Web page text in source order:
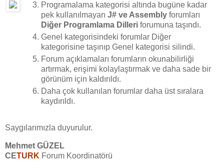
Programalama kategorisi altında bugüne kadar
pek kullanılmayan J# ve Assembly forumları
Diğer Programlama Dilleri forumuna taşındı.
Genel kategorisindeki forumlar Diğer
kategorisine taşınıp Genel kategorisi silindi.
Forum açıklamaları forumların okunabilirliği
artırmak, erişimi kolaylaştırmak ve daha sade bir
görünüm için kaldırıldı.
Daha çok kullanılan forumlar daha üst sıralara
kaydırıldı.
Saygılarımızla duyurulur.
Mehmet GÜZEL
CETURK Forum Koordinatörü